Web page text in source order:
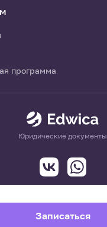
Записаться
Юридические документы
программа